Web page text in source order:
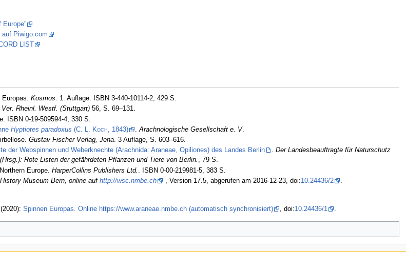
Europe”
Piwigo.com
LIST
Europas. Kosmos. 1. Auflage. ISBN 3-440-10114-2, 429 S.
Ver. Rheinl. Westf. (Stuttgart)56, S. 69–131.
ISBN 0-19-509594-4, 330 S.
Hyptiotes paradoxus (C. L. Koch, 1843) .Arachnologische Gesellschaft e. V.
Gustav Fischer Verlag, Jena. 3 Auflage, S. 603–616.
der Webspinnen und Weberknechte (Arachnida: Araneae, Opiliones) des Landes Berlin . Der Landesbeauftragte für Naturschutz
Rote Listen der gefährdeten Pflanzen und Tiere von Berlin. , 79 S.
Europe. HarperCollins Publishers Ltd.
. ISBN 0-00-219981-5, 383 S.
Museum Bern, online auf http://wsc.nmbe.ch , Version 17.5, abgerufen am 2016-12-23, doi:10.24436/2 .
Spinnen Europas. Online https://www.araneae.nmbe.ch (automatisch synchronisiert) , doi:10.24436/1 .